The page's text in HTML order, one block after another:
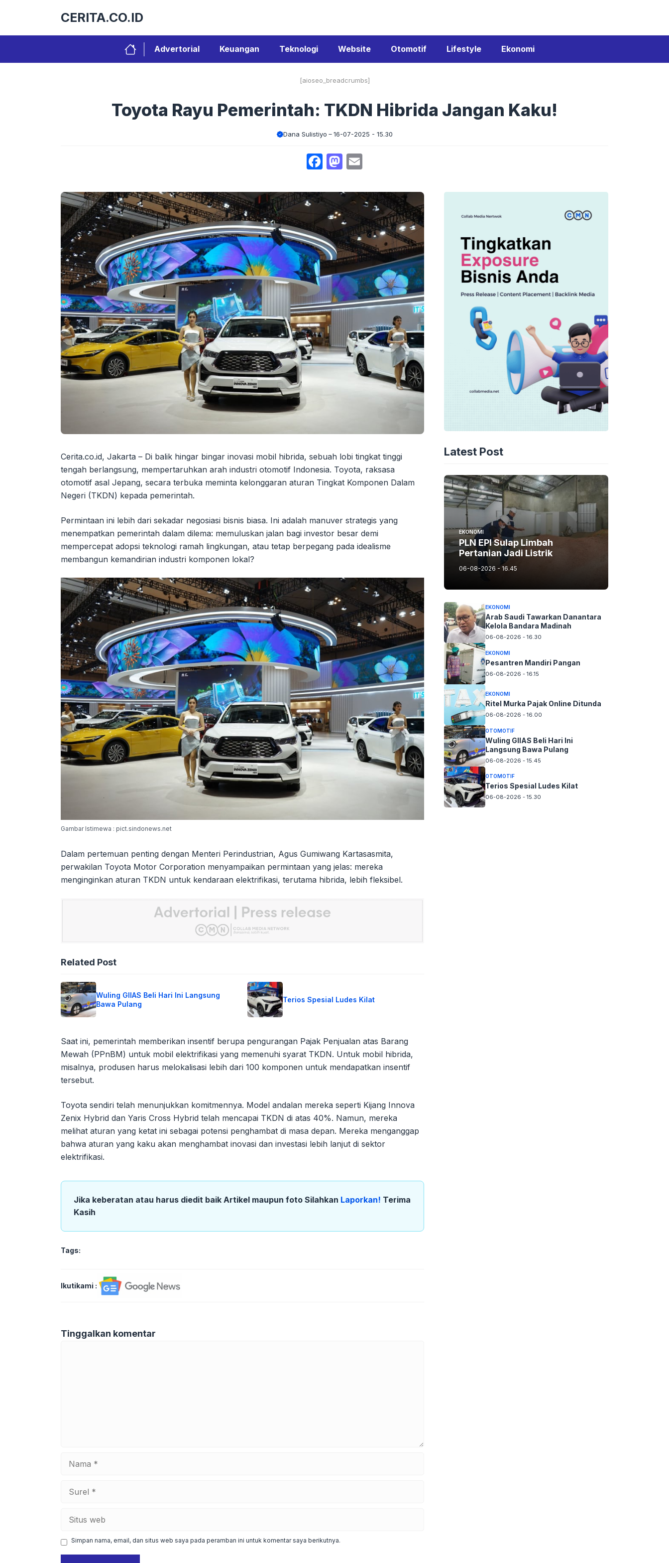
CERITA.CO.ID
Advertorial Keuangan Teknologi Website Otomotif Lifestyle Ekonomi
[aioseo_breadcrumbs]
Toyota Rayu Pemerintah: TKDN Hibrida Jangan Kaku!
Dana Sulistiyo 16-07-2025 - 15.30
Facebook
Mastodon
Cerita.co.id, Jakarta – Di balik hingar bingar inovasi mobil hibrida, sebuah lobi tingkat tinggi
tengah berlangsung, mempertaruhkan arah industri otomotif Indonesia. Toyota, raksasa
otomotif asal Jepang, secara terbuka meminta kelonggaran aturan Tingkat Komponen Dalam
Negeri (TKDN) kepada pemerintah.
Permintaan ini lebih dari sekadar negosiasi bisnis biasa. Ini adalah manuver strategis yang
menempatkan pemerintah dalam dilema: memuluskan jalan bagi investor besar demi
mempercepat adopsi teknologi ramah lingkungan, atau tetap berpegang pada idealisme
membangun kemandirian industri komponen lokal?
Gambar Istimewa : pict.sindonews.net
Dalam pertemuan penting dengan Menteri Perindustrian, Agus Gumiwang Kartasasmita,
perwakilan Toyota Motor Corporation menyampaikan permintaan yang jelas: mereka
menginginkan aturan TKDN untuk kendaraan elektrifikasi, terutama hibrida, lebih fleksibel.
Related Post
Wuling GIIAS Beli Hari Ini Langsung
Bawa Pulang
Terios Spesial Ludes Kilat
Saat ini, pemerintah memberikan insentif berupa pengurangan Pajak Penjualan atas Barang
Mewah (PPnBM) untuk mobil elektrifikasi yang memenuhi syarat TKDN. Untuk mobil hibrida,
misalnya, produsen harus melokalisasi lebih dari 100 komponen untuk mendapatkan insentif
tersebut.
Toyota sendiri telah menunjukkan komitmennya. Model andalan mereka seperti Kijang Innova
Zenix Hybrid dan Yaris Cross Hybrid telah mencapai TKDN di atas 40%. Namun, mereka
melihat aturan yang ketat ini sebagai potensi penghambat di masa depan. Mereka menganggap
bahwa aturan yang kaku akan menghambat inovasi dan investasi lebih lanjut di sektor
elektrifikasi.
Jika keberatan atau harus diedit baik Artikel maupun foto Silahkan Laporkan! Terima
Kasih
Tags:
Ikutikami :
Tinggalkan komentar
Simpan nama, email, dan situs web saya pada peramban ini untuk komentar saya berikutnya.
Latest Post
EKONOMI
PLN EPI Sulap Limbah
Pertanian Jadi Listrik
06-08-2026 - 16.45
EKONOMI
Arab Saudi Tawarkan Danantara
Kelola Bandara Madinah
06-08-2026 - 16.30
EKONOMI
Pesantren Mandiri Pangan
06-08-2026 - 16.15
EKONOMI
Ritel Murka Pajak Online Ditunda
06-08-2026 - 16.00
OTOMOTIF
Wuling GIIAS Beli Hari Ini
Langsung Bawa Pulang
06-08-2026 - 15.45
OTOMOTIF
Terios Spesial Ludes Kilat
06-08-2026 - 15.30